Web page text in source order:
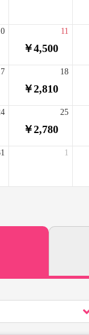
￥4,500
11
￥2,810
18
￥2,780
25
1